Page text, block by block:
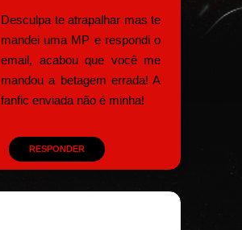
Desculpa te atrapalhar mas te
mandei uma MP e respondi o
email, acabou que você me
mandou a betagem errada! A
fanfic enviada não é minha!
RESPONDER